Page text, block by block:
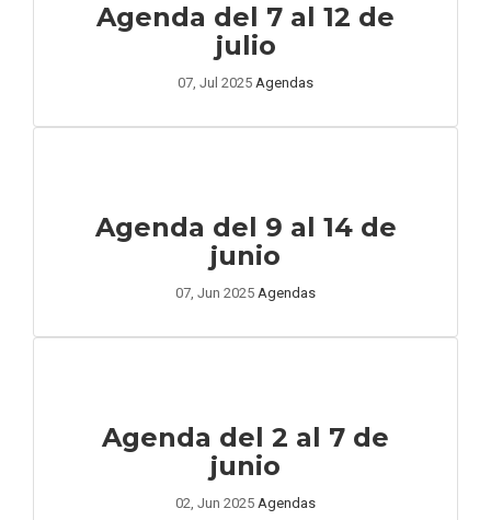
Agenda del 7 al 12 de
julio
07, Jul 2025 Agendas
Agenda del 9 al 14 de
junio
07, Jun 2025 Agendas
Agenda del 2 al 7 de
junio
02, Jun 2025 Agendas